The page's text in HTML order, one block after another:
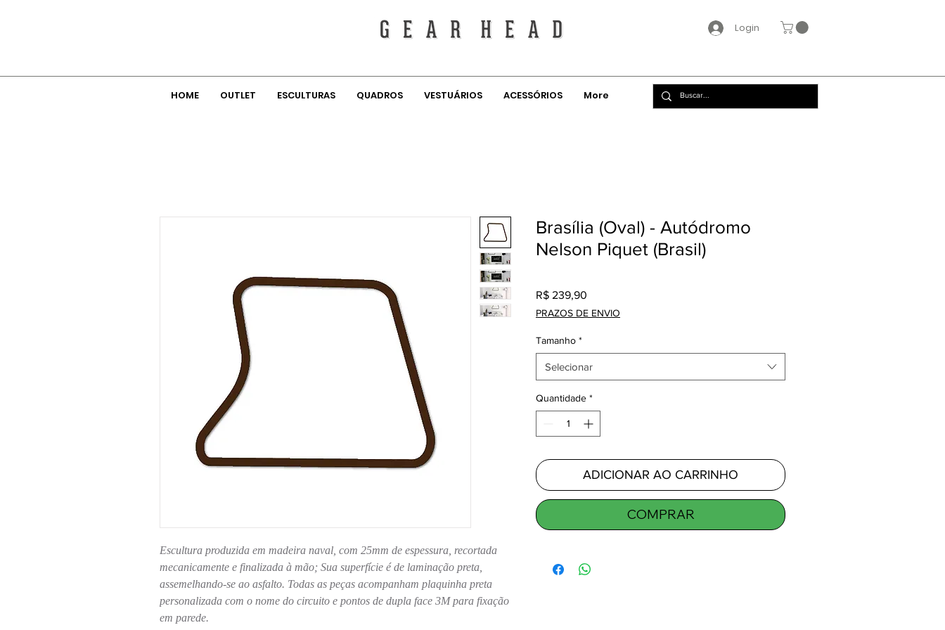
Login
HOME OUTLET ESCULTURAS QUADROS VESTUÁRIOS ACESSÓRIOS More
Escultura produzida em madeira naval, com 25mm de espessura, recortada
mecanicamente e finalizada à mão; Sua superfície é de laminação preta,
assemelhando-se ao asfalto. Todas as peças acompanham plaquinha preta
personalizada com o nome do circuito e pontos de dupla face 3M para fixação
em parede.
Brasília (Oval) - Autódromo
Nelson Piquet (Brasil)
R$ 239,90
PRAZOS DE ENVIO
Tamanho *
Selecionar
Quantidade *
ADICIONAR AO CARRINHO
COMPRAR